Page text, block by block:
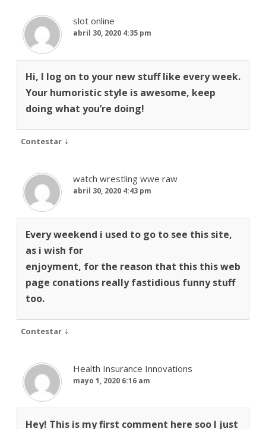
slot online
abril 30, 2020 4:35 pm
Hi, I log on to your new stuff like every week.
Your humoristic style is awesome, keep
doing what you’re doing!
Contestar ↓
watch wrestling wwe raw
abril 30, 2020 4:43 pm
Every weekend i used to go to see this site,
as i wish for
enjoyment, for the reason that this this web
page conations really fastidious funny stuff
too.
Contestar ↓
Health Insurance Innovations
mayo 1, 2020 6:16 am
Hey! This is my first comment here soo I just